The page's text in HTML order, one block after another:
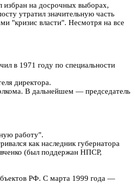
избран на досрочных выборах,
утратил значительную часть
"кризис власти". Несмотря на все
в 1971 году по специальности
директора.
В дальнейшем — председатель
работу".
как наследник губернатора
(был поддержан НПСР,
РФ. С марта 1999 года —